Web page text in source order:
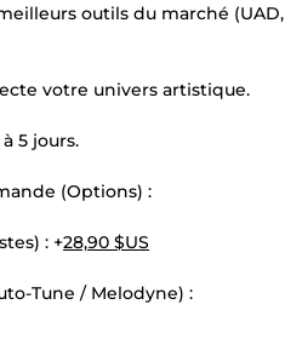
outils du marché (UAD,
votre univers artistique.
5 jours.
(Options) :
: +28,90 $US
Tune / Melodyne) :